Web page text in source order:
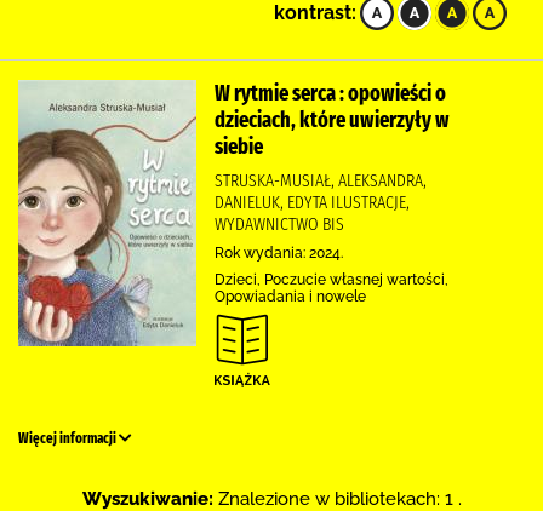
kontrast:
W rytmie serca : opowieści o
dzieciach, które uwierzyły w
siebie
STRUSKA-MUSIAŁ, ALEKSANDRA,
DANIELUK, EDYTA ILUSTRACJE,
WYDAWNICTWO BIS
Rok wydania: 2024.
Dzieci, Poczucie własnej wartości,
Opowiadania i nowele
Więcej informacji
Wyszukiwanie: Znalezione w bibliotekach: 1 .